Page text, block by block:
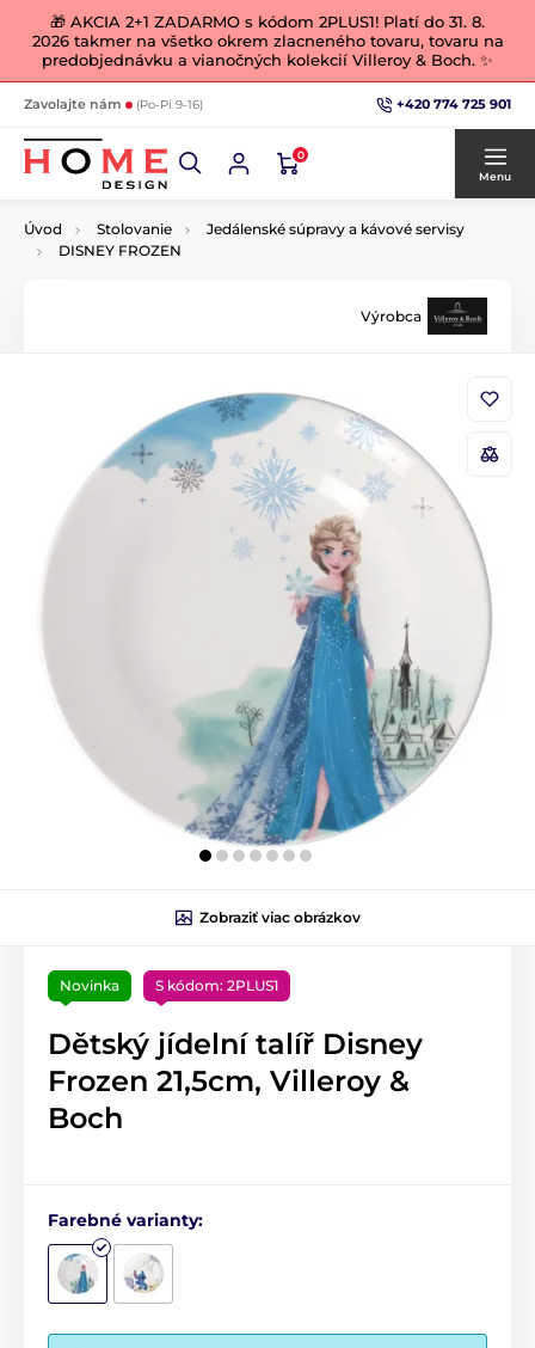
🎁 AKCIA 2+1 ZADARMO s kódom 2PLUS1! Platí do 31. 8.
2026 takmer na všetko okrem zlacneného tovaru, tovaru na
predobjednávku a vianočných kolekcií Villeroy & Boch. ✨
Zavolajte nám (Po-Pi 9-16) +420 774 725 901
0
Menu
Úvod Stolovanie
Jedálenské súpravy a kávové servisy
DISNEY FROZEN
Výrobca
Zobraziť viac obrázkov
Novinka S kódom: 2PLUS1
Dětský jídelní talíř Disney
Frozen 21,5cm, Villeroy &
Boch
Farebné varianty: